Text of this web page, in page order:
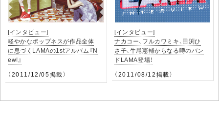
[インタビュー]
軽やかなポップネスが作品全体
に息づくLAMAの1stアルバム『N
ew!』
（2011/12/05掲載）
[インタビュー]
ナカコー、フルカワミキ、田渕ひ
さ子、牛尾憲輔からなる噂のバン
ドLAMA登場！
（2011/08/12掲載）